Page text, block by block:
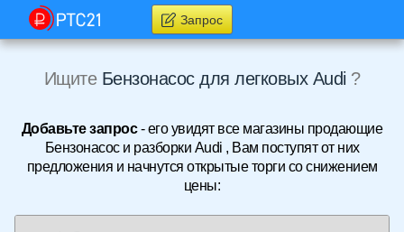
Запрос
Ищите Бензонасос для легковых Audi ?
Добавьте запрос- его увидят все магазины продающие
Бензонасос и разборки Audi , Вам поступят от них
предложения и начнутся открытые торги со снижением
цены: